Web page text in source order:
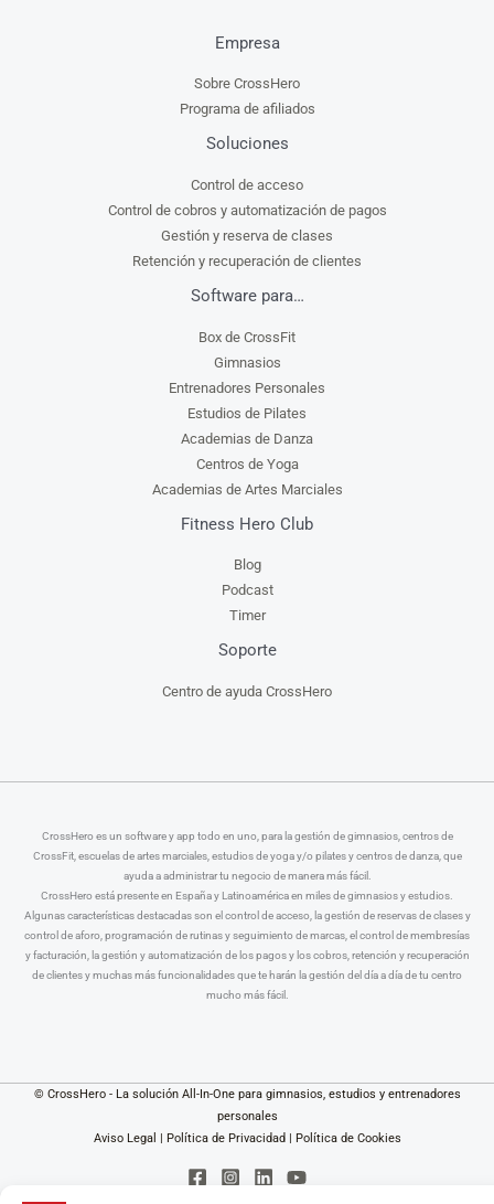
Empresa
Sobre CrossHero
Programa de afiliados
Soluciones
Control de acceso
Control de cobros y automatización de pagos
Gestión y reserva de clases
Retención y recuperación de clientes
Software para…
Box de CrossFit
Gimnasios
Entrenadores Personales
Estudios de Pilates
Academias de Danza
Centros de Yoga
Academias de Artes Marciales
Fitness Hero Club
Blog
Podcast
Timer
Soporte
Centro de ayuda CrossHero
CrossHero es un software y app todo en uno, para la gestión de gimnasios, centros de
CrossFit, escuelas de artes marciales, estudios de yoga y/o pilates y centros de danza, que
ayuda a administrar tu negocio de manera más fácil.
CrossHero está presente en España y Latinoamérica en miles de gimnasios y estudios.
Algunas características destacadas son el control de acceso, la gestión de reservas de clases y
control de aforo, programación de rutinas y seguimiento de marcas, el control de membresías
y facturación, la gestión y automatización de los pagos y los cobros, retención y recuperación
de clientes y muchas más funcionalidades que te harán la gestión del día a día de tu centro
mucho más fácil.
© CrossHero - La solución All-In-One para gimnasios, estudios y entrenadores
personales
Aviso Legal | Política de Privacidad | Política de Cookies